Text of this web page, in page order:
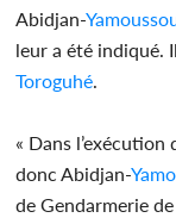
Abidjan-
leur a été indiqué.
Toroguhé
« Dans
donc Abidjan-
de Gendarmerie